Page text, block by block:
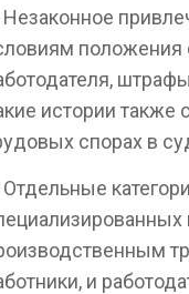
положения
истории также
спорах в
и